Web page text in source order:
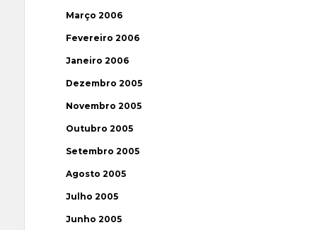
Março 2006
Fevereiro 2006
Janeiro 2006
Dezembro 2005
Novembro 2005
Outubro 2005
Setembro 2005
Agosto 2005
Julho 2005
Junho 2005